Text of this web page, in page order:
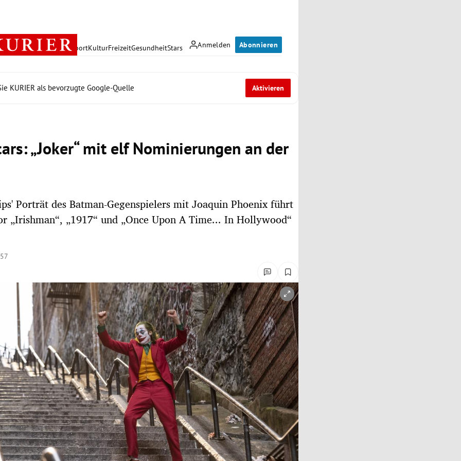
Anmelden Abonnieren
PolitikWirtschaft SportKulturFreizeitGesundheitStars
KURIER als bevorzugte Google-Quelle Aktivieren
„Joker“ mit elf Nominierungen an der
Porträt des Batman-Gegenspielers mit Joaquin Phoenix führt
„Irishman“, „1917“ und „Once Upon A Time... In Hollywood“
öffnen/schließen